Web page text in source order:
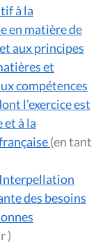
à la
en matière de
aux principes
et
compétences
l’exercice est
et à la
(en tant
Interpellation
des besoins
(en tant qu'auteur )